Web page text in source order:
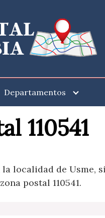
Departamentos
110541
localidad de Usme,
postal 110541.